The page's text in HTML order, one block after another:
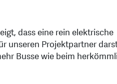
dass eine rein elektrische
unseren Projektpartner
Busse wie beim